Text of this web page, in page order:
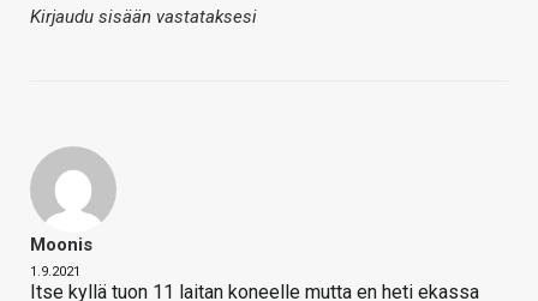
Kirjaudu sisään vastataksesi
Moonis
1.9.2021
Itse kyllä tuon 11 laitan koneelle mutta en heti ekassa